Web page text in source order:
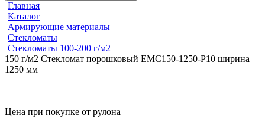
Главная
Каталог
Армирующие материалы
Стекломаты
Стекломаты 100-200 г/м2
150 г/м2 Стекломат порошковый EMC150-1250-P10 ширина
1250 мм
Цена при покупке от рулона